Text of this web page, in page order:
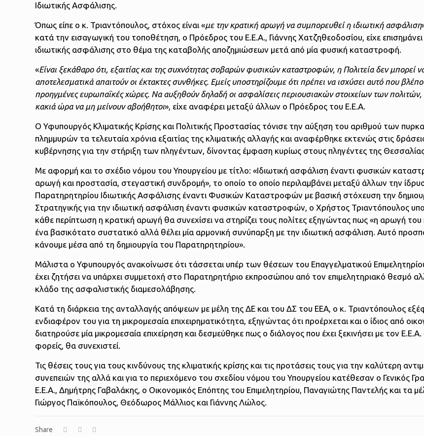
Ιδιωτικής Ασφάλισης.
Όπως είπε ο κ. Τριαντόπουλος, στόχος είναι «με την κρατική αρωγή να συμπορευθεί η ιδιωτική ασφάλιση
κατά την εισαγωγική του τοποθέτηση, ο Πρόεδρος του Ε.Ε.Α., Γιάννης Χατζηθεοδοσίου, είχε
ιδιωτικής ασφάλισης στο θέμα της καταβολής αποζημιώσεων μετά από μία φυσική καταστροφή.
«Είναι ξεκάθαρο ότι, εξαιτίας και της συχνότητας σοβαρών φυσικών καταστροφών, η Πολιτεία δεν μπορεί
αποτελεσματικά απαιτούν οι έκτακτες συνθήκες. Εμείς υποστηρίζουμε ότι πρέπει να ισχύσει αυτό που
προηγμένες ευρωπαϊκές χώρες. Να αυξηθούν δηλαδή οι ασφαλίσεις περιουσιακών στοιχείων των πολιτών,
κακιά ώρα να μη μείνουν αβοήθητοι», είχε αναφέρει μεταξύ άλλων ο Πρόεδρος του Ε.Ε.Α.
Ο Υφυπουργός Κλιματικής Κρίσης και Πολιτικής Προστασίας τόνισε την αύξηση του αριθμού των
πλημμυρών τα τελευταία χρόνια εξαιτίας της κλιματικής αλλαγής και αναφέρθηκε εκτενώς στις
κυβέρνησης για την στήριξη των πληγέντων, δίνοντας έμφαση κυρίως στους πληγέντες της
Με αφορμή και το σχέδιο νόμου του Υπουργείου με τίτλο: «Ιδιωτική ασφάλιση έναντι φυσικών
αρωγή και προστασία, στεγαστική συνδρομή», το οποίο το οποίο περιλαμβάνει μεταξύ άλλων την
Παρατηρητηρίου Ιδιωτικής Ασφάλισης έναντι Φυσικών Καταστροφών με βασική στόχευση την
Στρατηγικής για την ιδιωτική ασφάλιση έναντι φυσικών καταστροφών, ο Χρήστος Τριαντόπουλος
κάθε περίπτωση η κρατική αρωγή θα συνεχίσει να στηρίζει τους πολίτες εξηγώντας πως «η αρωγή του
ένα βασικότατο συστατικό αλλά θέλει μία αρμονική συνύπαρξη με την ιδιωτική ασφάλιση. Αυτό
κάνουμε μέσα από τη δημιουργία του Παρατηρητηρίου».
Μάλιστα ο Υφυπουργός ανακοίνωσε ότι τάσσεται υπέρ των θέσεων του Επαγγελματικού
έχει ζητήσει να υπάρχει συμμετοχή στο Παρατηρητήριο εκπροσώπου από τον επιμελητηριακό θεσμό
κλάδο της ασφαλιστικής διαμεσολάβησης.
Κατά τη διάρκεια της ανταλλαγής απόψεων με μέλη της ΔΕ και του ΔΣ του ΕΕΑ, ο κ. Τριαντόπουλος
ενδιαφέρον του για τη μικρομεσαία επιχειρηματικότητα, εξηγώντας ότι προέρχεται και ο ίδιος από
διατηρούσε μία μικρομεσαία επιχείρηση και δεσμεύθηκε πως ο διάλογος που έχει ξεκινήσει με τον
φορείς, θα συνεχιστεί.
Τις θέσεις τους για τους κινδύνους της κλιματικής κρίσης και τις προτάσεις τους για την καλύτερη
συνεπειών της αλλά και για το περιεχόμενο του σχεδίου νόμου του Υπουργείου κατέθεσαν ο Γενικός
Ε.Ε.Α., Δημήτρης Γαβαλάκης, ο Οικονομικός Επόπτης του Επιμελητηρίου, Παναγιώτης Παντελής και τα
Γιώργος Παϊκόπουλος, Θεόδωρος Μάλλιος και Γιάννης Λώλος.
Share